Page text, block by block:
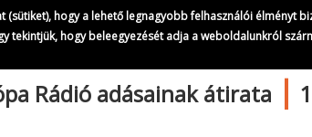
(sütiket), hogy a lehető legnagyobb felhasználói élményt
tekintjük, hogy beleegyezését adja a weboldalunkról
A Szabad
Rádió adásainak átirata |